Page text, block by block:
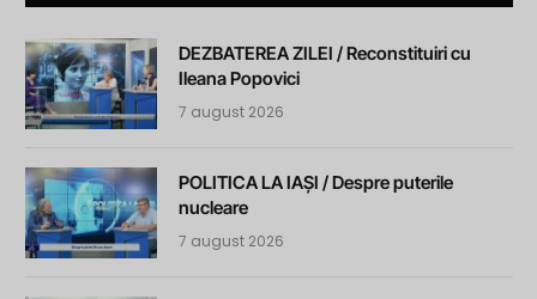
DEZBATEREA ZILEI / Reconstituiri cu
Ileana Popovici
7 august 2026
POLITICA LA IAȘI / Despre puterile
nucleare
7 august 2026